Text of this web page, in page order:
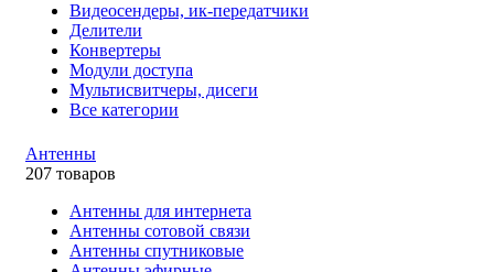
Видеосендеры, ик-передатчики
Делители
Конвертеры
Модули доступа
Мультисвитчеры, дисеги
Все категории
Антенны
207 товаров
Антенны для интернета
Антенны сотовой связи
Антенны спутниковые